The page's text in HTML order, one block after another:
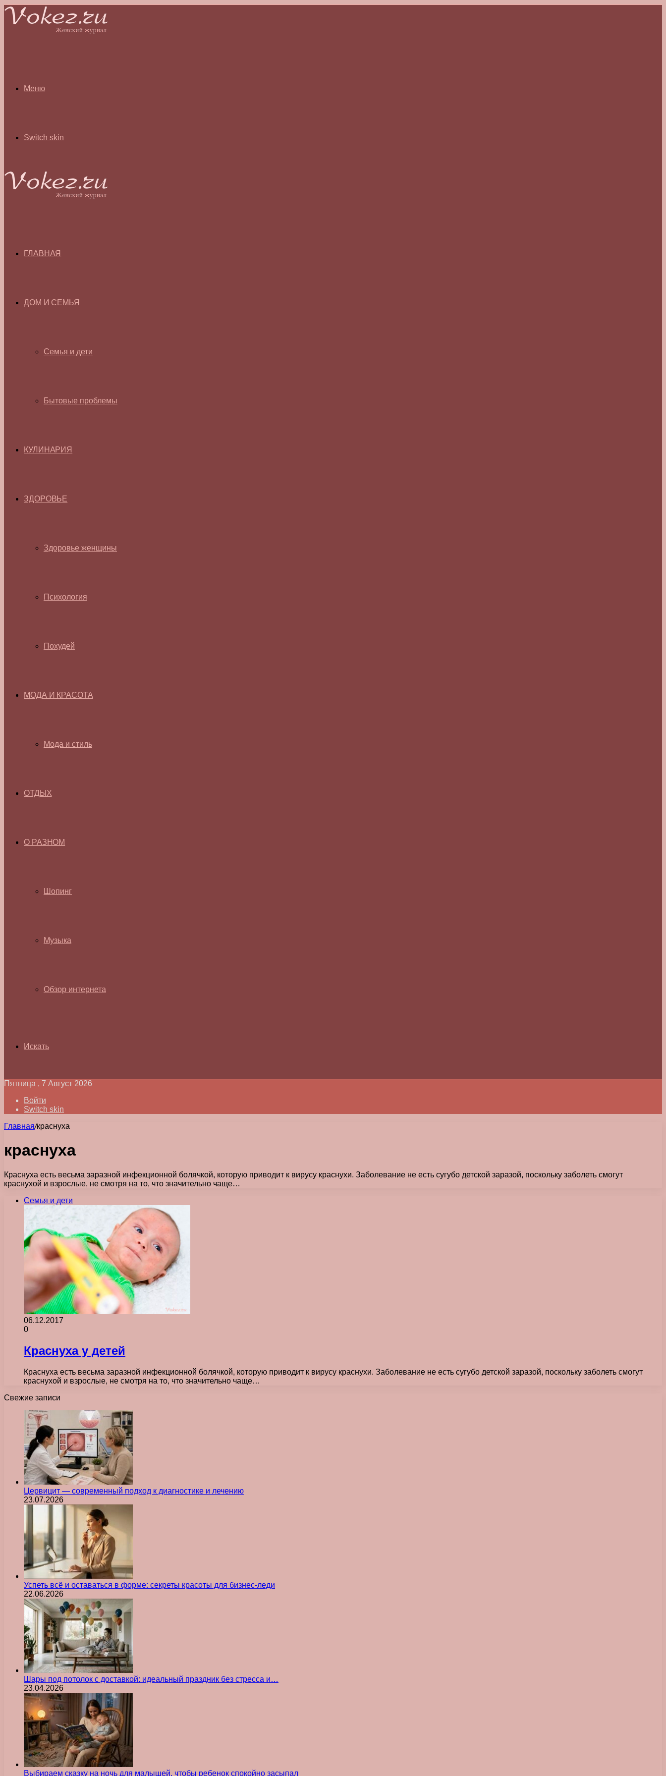
Меню
Switch skin
ГЛАВНАЯ
ДОМ И СЕМЬЯ
Семья и дети
Бытовые проблемы
КУЛИНАРИЯ
ЗДОРОВЬЕ
Здоровье женщины
Психология
Похудей
МОДА И КРАСОТА
Мода и стиль
ОТДЫХ
О РАЗНОМ
Шопинг
Музыка
Обзор интернета
Искать
Пятница , 7 Август 2026
Войти
Switch skin
Главная/краснуха
краснуха
Краснуха есть весьма заразной инфекционной болячкой, которую приводит к вирусу краснухи. Заболевание не есть сугубо детской заразой, поскольку заболеть смогут
краснухой и взрослые, не смотря на то, что значительно чаще…
Семья и дети
06.12.2017
0
Краснуха у детей
Краснуха есть весьма заразной инфекционной болячкой, которую приводит к вирусу краснухи. Заболевание не есть сугубо детской заразой, поскольку заболеть смогут
краснухой и взрослые, не смотря на то, что значительно чаще…
Свежие записи
Цервицит — современный подход к диагностике и лечению
23.07.2026
Успеть всё и оставаться в форме: секреты красоты для бизнес-леди
22.06.2026
Шары под потолок с доставкой: идеальный праздник без стресса и…
23.04.2026
Выбираем сказку на ночь для малышей, чтобы ребенок спокойно засыпал